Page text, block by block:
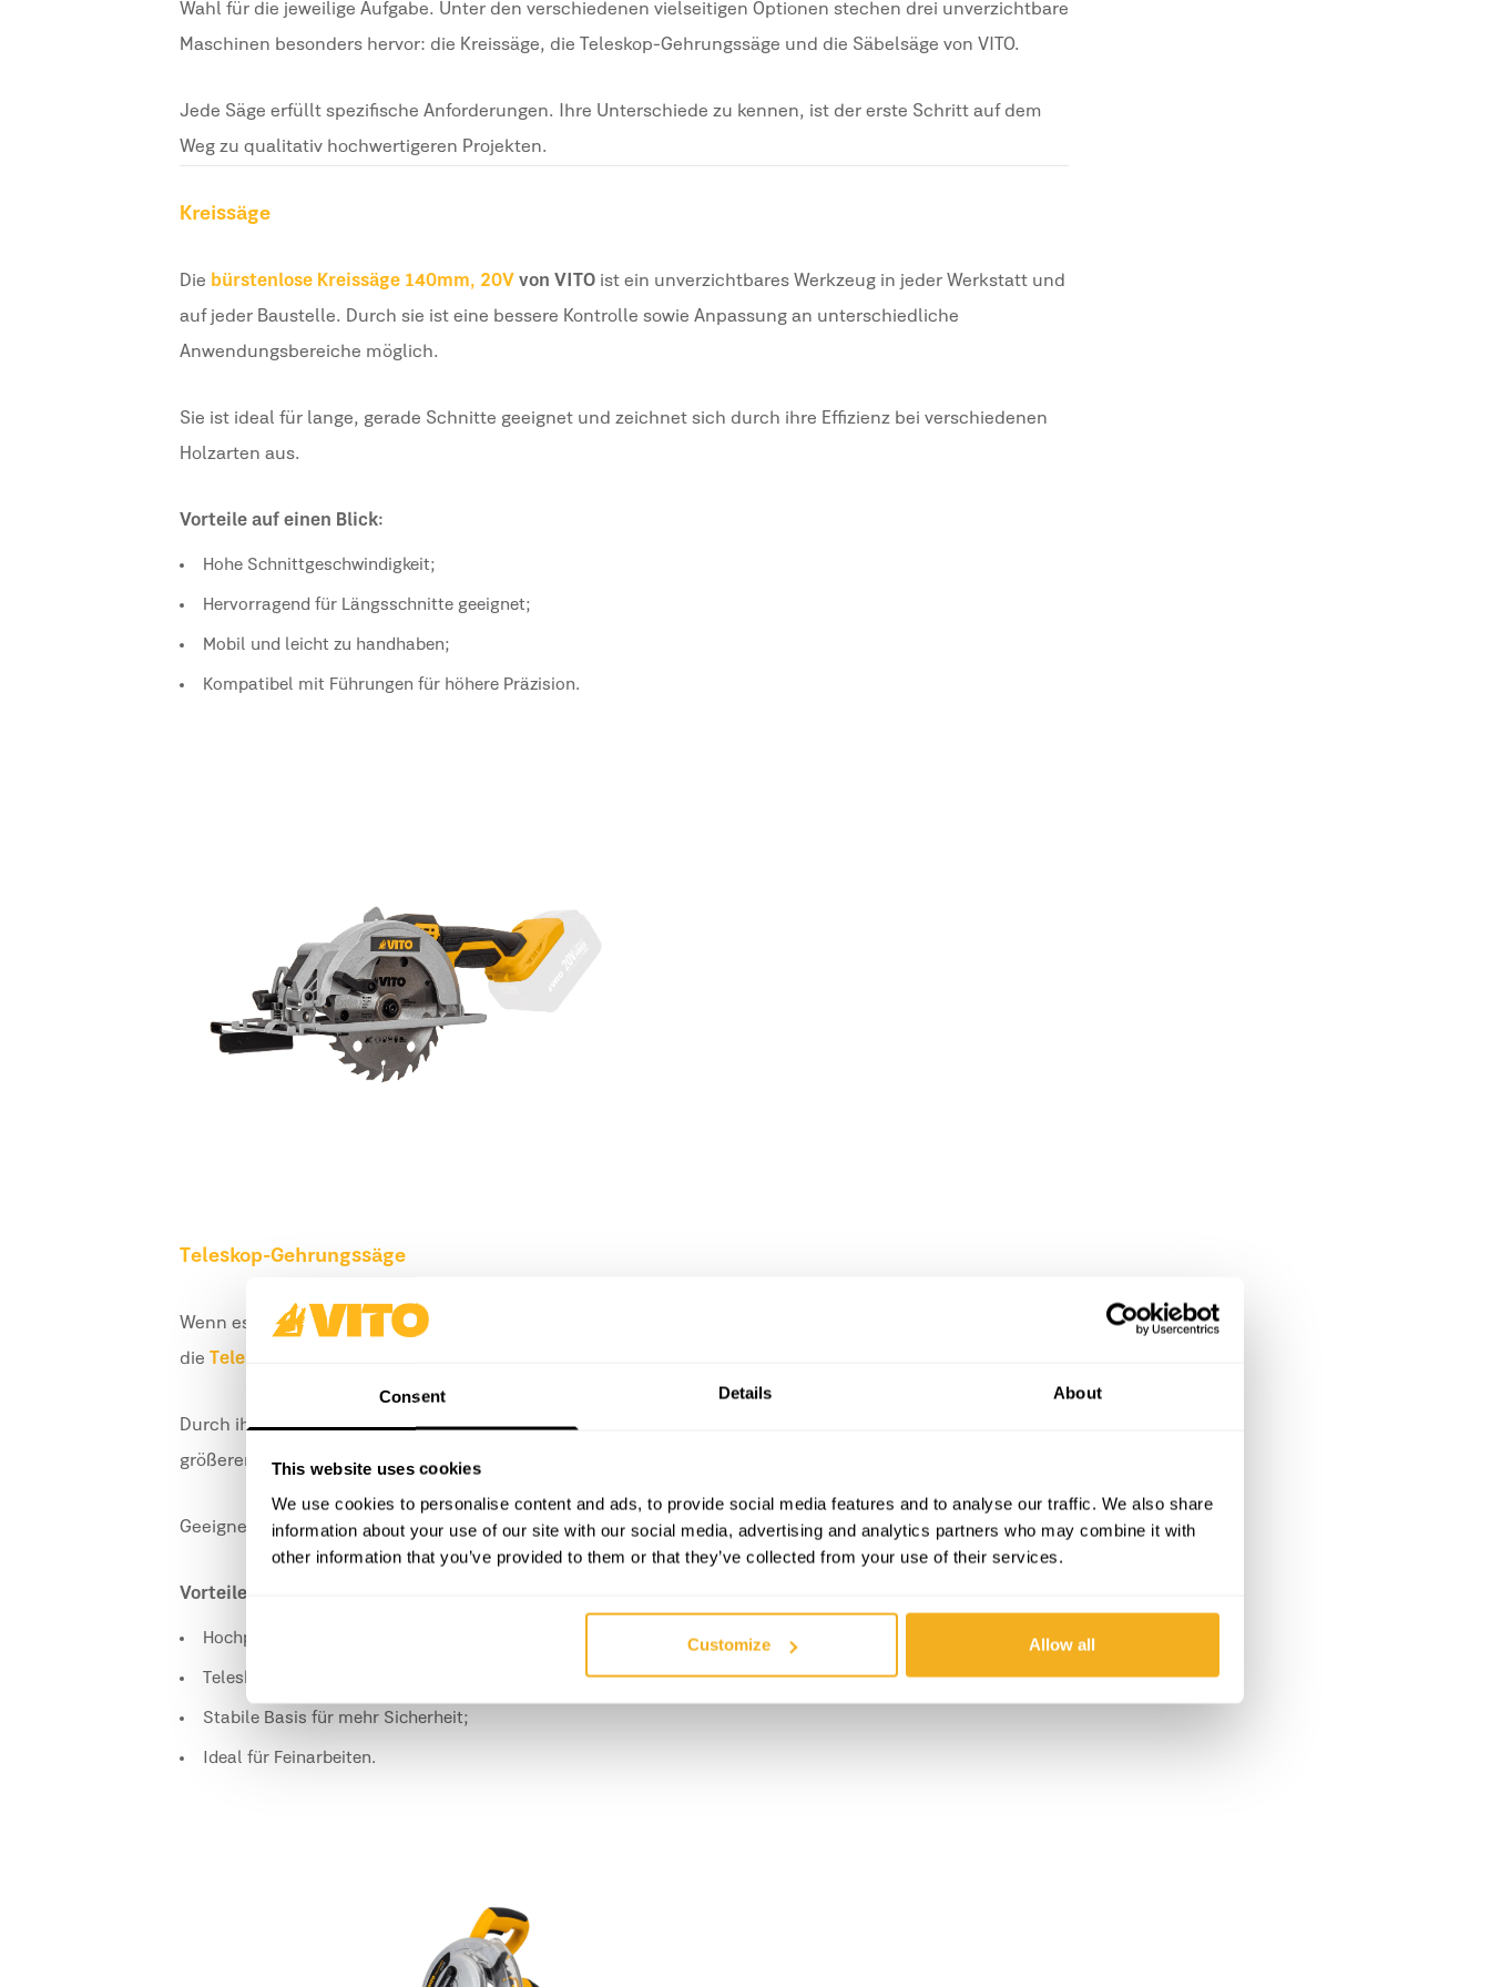
Consent Details About
This website uses cookies
We use cookies to personalise content and ads, to provide social media features and to analyse our traffic. We also share
information about your use of our site with our social media, advertising and analytics partners who may combine it with
other information that you’ve provided to them or that they’ve collected from your use of their services.
Customize Allow all
Wahl für die jeweilige Aufgabe. Unter den verschiedenen vielseitigen Optionen stechen drei unverzichtbare
Maschinen besonders hervor: die Kreissäge, die Teleskop-Gehrungssäge und die Säbelsäge von VITO.
Jede Säge erfüllt spezifische Anforderungen. Ihre Unterschiede zu kennen, ist der erste Schritt auf dem
Weg zu qualitativ hochwertigeren Projekten.
Kreissäge
Die bürstenlose Kreissäge 140 mm, 20 V von VITO ist ein unverzichtbares Werkzeug in jeder Werkstatt und
auf jeder Baustelle. Durch sie ist eine bessere Kontrolle sowie Anpassung an unterschiedliche
Anwendungsbereiche möglich.
Sie ist ideal für lange, gerade Schnitte geeignet und zeichnet sich durch ihre Effizienz bei verschiedenen
Holzarten aus.
Vorteile auf einen Blick:
Hohe Schnittgeschwindigkeit;
Hervorragend für Längsschnitte geeignet;
Mobil und leicht zu handhaben;
Kompatibel mit Führungen für höhere Präzision.
Teleskop-Gehrungssäge
Wenn es vor allem auf eine millimetergenaue Präzision ankommt, insbesondere bei Gehrungsschnitten, ist
die Teleskop-Gehrungssäge 2100 W, 255 mm
Durch ihre Kombination aus Leistung und einem robusten Schiebesystem gewährleistet sie auch bei
größeren Werkstücken saubere Schnitte.
Geeignet für Schnitte an Leisten, Sockelleisten, Profilen oder Teilen, die eine perfekte Passform benötigen.
Vorteile auf einen Blick:
Hochpräzise Gehrungsschnitte;
Teleskopsystem für größere Werkstücke;
Stabile Basis für mehr Sicherheit;
Ideal für Feinarbeiten.